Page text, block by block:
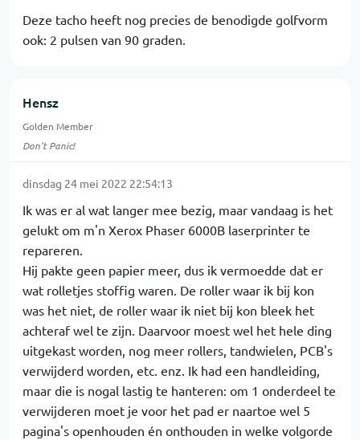
Deze tacho heeft nog precies de benodigde golfvorm
ook: 2 pulsen van 90 graden.
Hensz
Golden Member
Don't Panic!
dinsdag 24 mei 2022 22:54:13
Ik was er al wat langer mee bezig, maar vandaag is het
gelukt om m'n Xerox Phaser 6000B laserprinter te
repareren.
Hij pakte geen papier meer, dus ik vermoedde dat er
wat rolletjes stoffig waren. De roller waar ik bij kon
was het niet, de roller waar ik niet bij kon bleek het
achteraf wel te zijn. Daarvoor moest wel het hele ding
uitgekast worden, nog meer rollers, tandwielen, PCB's
verwijderd worden, etc. enz. Ik had een handleiding,
maar die is nogal lastig te hanteren: om 1 onderdeel te
verwijderen moet je voor het pad er naartoe wel 5
pagina's openhouden én onthouden in welke volgorde